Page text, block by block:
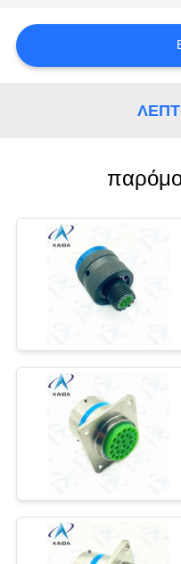
ΜΙΑ
ΠΡΟΣΦΟΡΆ
ΠΟΛΙΤΙΚΉ